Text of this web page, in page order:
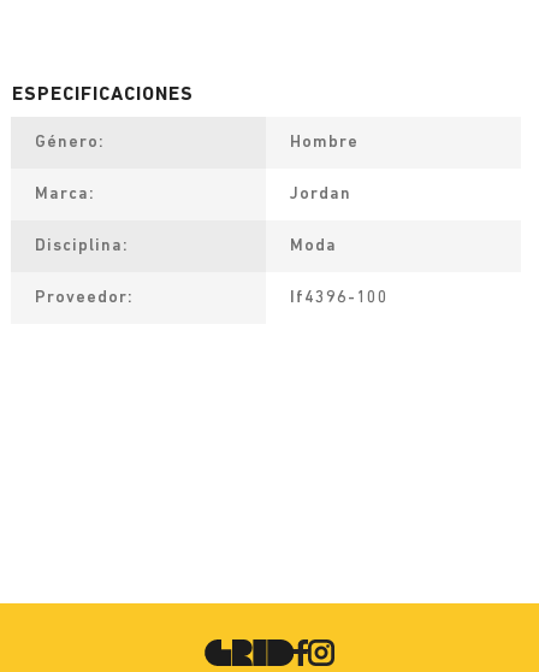
Género Hombre
Marca Jordan
Disciplina Moda
Proveedor If4396-100